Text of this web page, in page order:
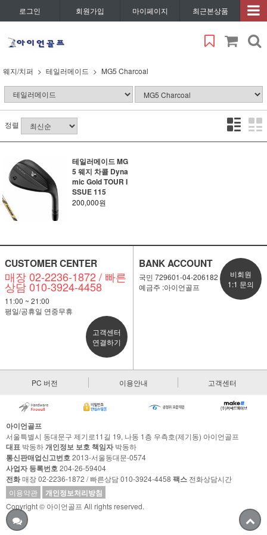
로그인 회원가입 마이페이지 최근본상품
웨지/치퍼 테일러메이드 MG5 Charcoal
정렬
테일러메이드 MG
5 웨지 차콜 Dyna
mic Gold TOUR I
SSUE 115
200,000원
CUSTOMER CENTER
매장 02-2236-1872 / 빠른
상담 010-3924-4458
11:00 ~ 21:00
평일/공휴일 연중무휴
고객센터
연결하기
BANK ACCOUNT
국민 729601-04-206182
예금주 :아이언골프
비회원
1:1 문의
PC 버전 이용안내 고객센터
아이언골프
서울특별시 동대문구 제기로11길 19, 나동 1층 우측호(제기동) 아이언골프
대표 박동하개인정보 보호 책임자박동하
통신판매업신고번호2013-서울동대문-0574
사업자 등록번호204-26-59404
전화매장 02-2236-1872 / 빠른상담 010-3924-4458 팩스 전화상담시간
이용약관
개인정보처리방침
Copyright © 아이언골프 All rights reserved.